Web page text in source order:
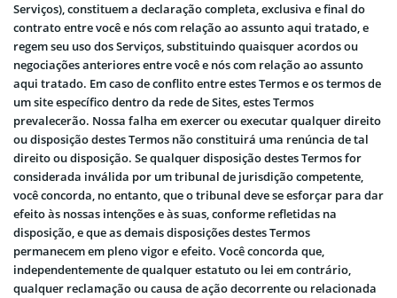
Serviços), constituem a declaração completa, exclusiva e final do
contrato entre você e nós com relação ao assunto aqui tratado, e
regem seu uso dos Serviços, substituindo quaisquer acordos ou
negociações anteriores entre você e nós com relação ao assunto
aqui tratado. Em caso de conflito entre estes Termos e os termos de
um site específico dentro da rede de Sites, estes Termos
prevalecerão. Nossa falha em exercer ou executar qualquer direito
ou disposição destes Termos não constituirá uma renúncia de tal
direito ou disposição. Se qualquer disposição destes Termos for
considerada inválida por um tribunal de jurisdição competente,
você concorda, no entanto, que o tribunal deve se esforçar para dar
efeito às nossas intenções e às suas, conforme refletidas na
disposição, e que as demais disposições destes Termos
permanecem em pleno vigor e efeito. Você concorda que,
independentemente de qualquer estatuto ou lei em contrário,
qualquer reclamação ou causa de ação decorrente ou relacionada